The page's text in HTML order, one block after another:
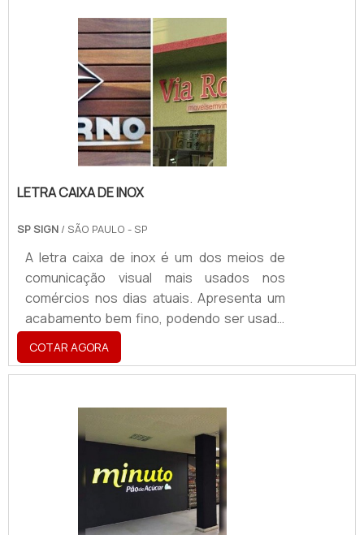
variados nichos e pontos de venda. Quando
se fala em customização, este produto
pode ter como
variedade:Tamanho;Layout;Matéria-prima
(papel duplex ou papelão);Entre
outros.INFORMAÇÕES IMPORTANTES
LETRA CAIXA DE INOX
SP SIGN / SÃO PAULO - SP
A letra caixa de inox é um dos meios de
comunicação visual mais usados nos
comércios nos dias atuais. Apresenta um
acabamento bem fino, podendo ser usado
em variados setores de uma empresa ou
de um escritório. Também é usado em
fachadas, painéis, vitrines, placas de
importantesSendo de extrema elegância, a
letra caixa é uma ferramenta de decoração,
muito comum na parte interior de bares e
COTAR AGORA